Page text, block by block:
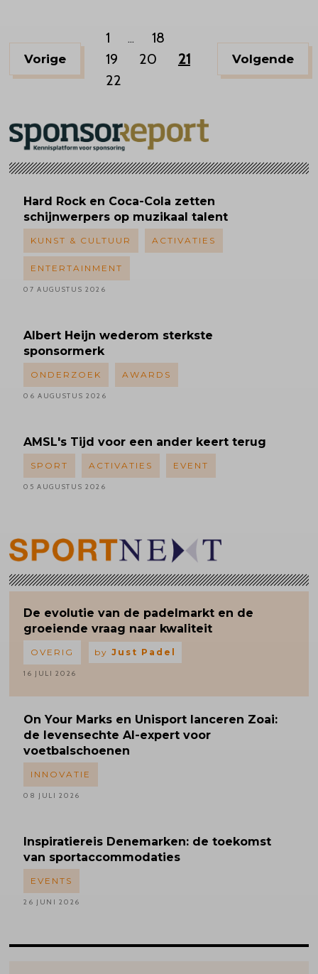
Vorige
1 ...
18
19
20
21
22
Volgende
Hard Rock en Coca-Cola zetten
schijnwerpers op muzikaal talent
KUNST & CULTUUR ACTIVATIES
ENTERTAINMENT
07 AUGUSTUS 2026
Albert Heijn wederom sterkste
sponsormerk
ONDERZOEK AWARDS
06 AUGUSTUS 2026
AMSL's Tijd voor een ander keert terug
SPORT ACTIVATIES EVENT
05 AUGUSTUS 2026
De evolutie van de padelmarkt en de
groeiende vraag naar kwaliteit
OVERIG by Just Padel
16 JULI 2026
On Your Marks en Unisport lanceren Zoai:
de levensechte AI-expert voor
voetbalschoenen
INNOVATIE
08 JULI 2026
Inspiratiereis Denemarken: de toekomst
van sportaccommodaties
EVENTS
26 JUNI 2026